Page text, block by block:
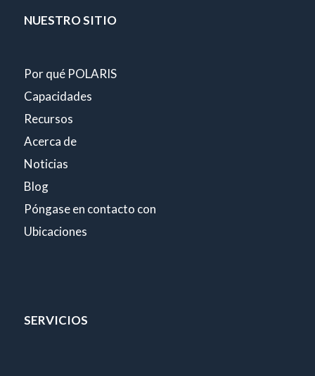
NUESTRO SITIO
Por qué POLARIS
Capacidades
Recursos
Acerca de
Noticias
Blog
Póngase en contacto con
Ubicaciones
SERVICIOS